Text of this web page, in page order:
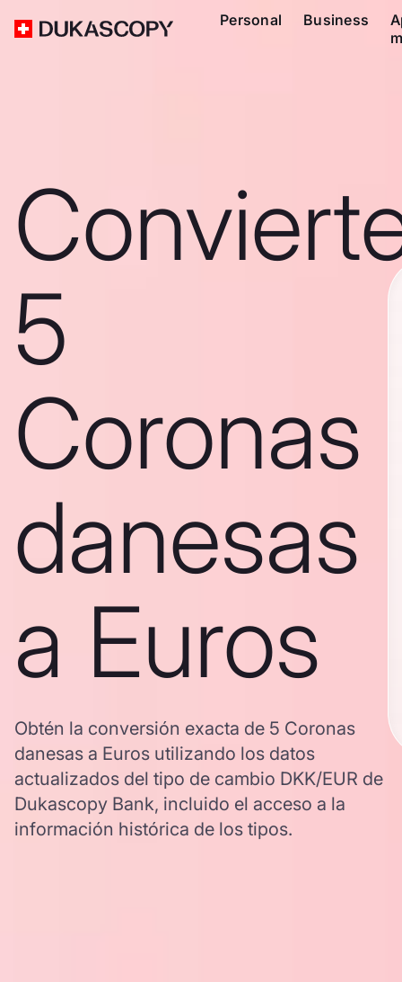
Personal Business
5
Coronas
danesas
a Euros
Obtén la conversión exacta de 5 Coronas
danesas a Euros utilizando los datos
actualizados del tipo de cambio DKK/EUR de
Dukascopy Bank, incluido el acceso a la
información histórica de los tipos.